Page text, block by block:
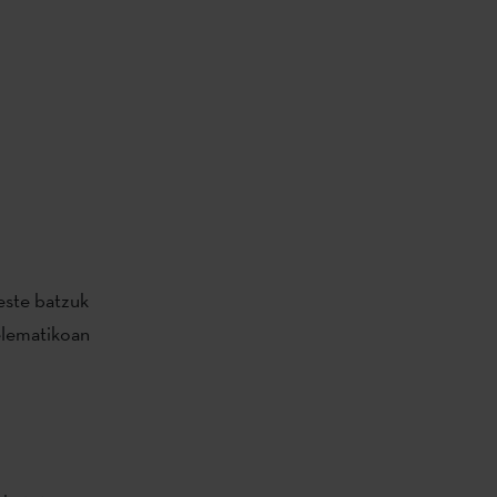
batzuk